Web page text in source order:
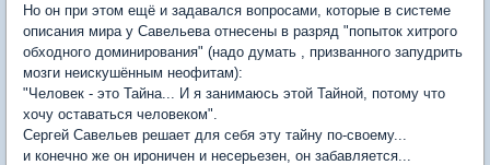
Но он при этом ещё и задавался вопросами, которые в системе
описания мира у Савельева отнесены в разряд "попыток хитрого
обходного доминирования" (надо думать , призванного запудрить
мозги неискушённым неофитам):
"Человек - это Тайна... И я занимаюсь этой Тайной, потому что
хочу оставаться человеком".
Сергей Савельев решает для себя эту тайну по-своему...
и конечно же он ироничен и несерьезен, он забавляется...